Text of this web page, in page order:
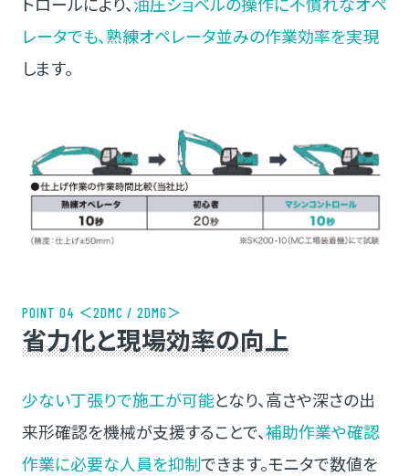
レータでも、熟練オペレータ並みの作業効率を実現
します。
POINT 04 ＜2DMC / 2DMG＞
省力化と現場効率の向上
少ない丁張りで施工が可能となり、高さや深さの出
来形確認を機械が支援することで、補助作業や確認
作業に必要な人員を抑制できます。モニタで数値を